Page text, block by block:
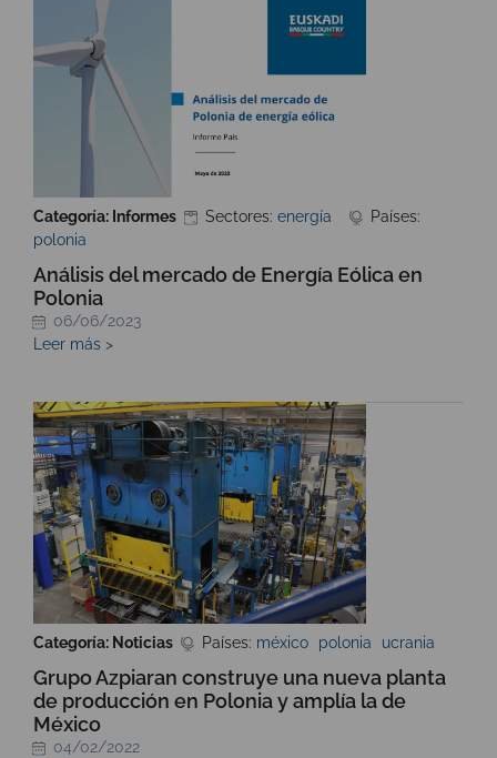
Categoría: Informes Sectores: energía
Países:
polonia
Análisis del mercado de Energía Eólica en
Polonia
06/06/2023
Leer más >
Categoría: Noticias Países: méxico polonia ucrania
Grupo Azpiaran construye una nueva planta
de producción en Polonia y amplía la de
México
04/02/2022